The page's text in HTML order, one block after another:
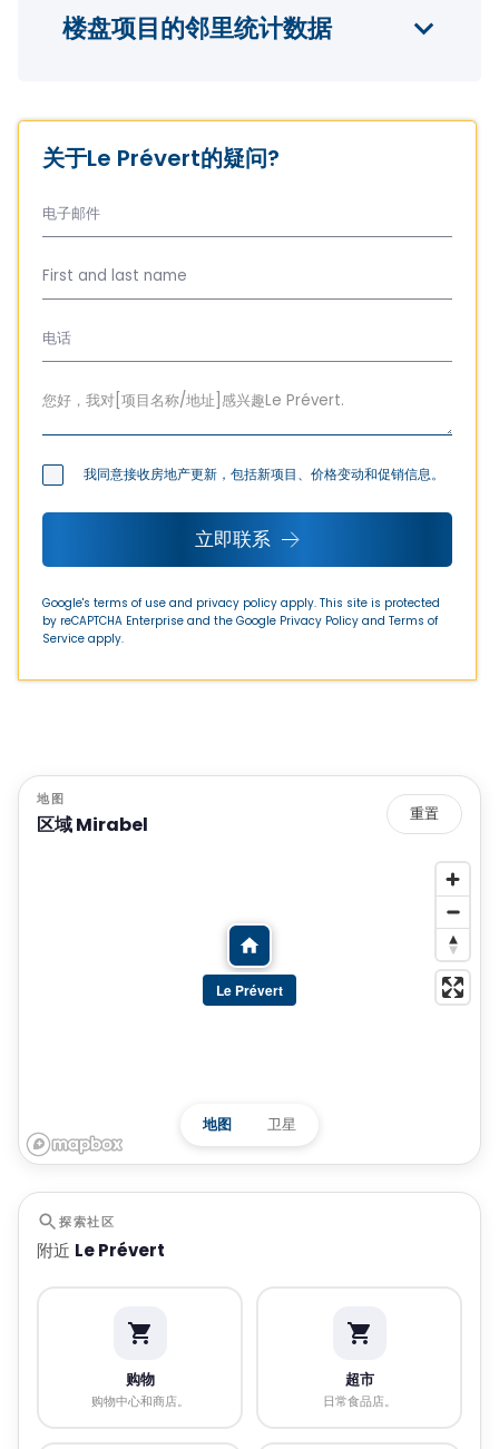
楼盘项目的邻里统计数据
关于Le Prévert的疑问?
我同意接收房地产更新，包括新项目、价格变动和促销信息。
立即联系
Google's terms of use and privacy policy apply. This site is protected
by reCAPTCHA Enterprise and the Google Privacy Policy and Terms of
Service apply.
地图
区域 Mirabel 重置
Le Prévert
地图 卫星
探索社区
附近 Le Prévert
购物
购物中心和商店。
超市
日常食品店。